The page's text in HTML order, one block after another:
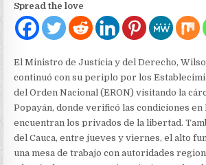
Spread the love
El Ministro de Justicia y del Derecho,
continuó con su periplo por los
del Orden Nacional (ERON) visitando la
Popayán, donde verificó las condiciones en
encuentran los privados de la libertad.
del Cauca, entre jueves y viernes, el alto
una mesa de trabajo con autoridades